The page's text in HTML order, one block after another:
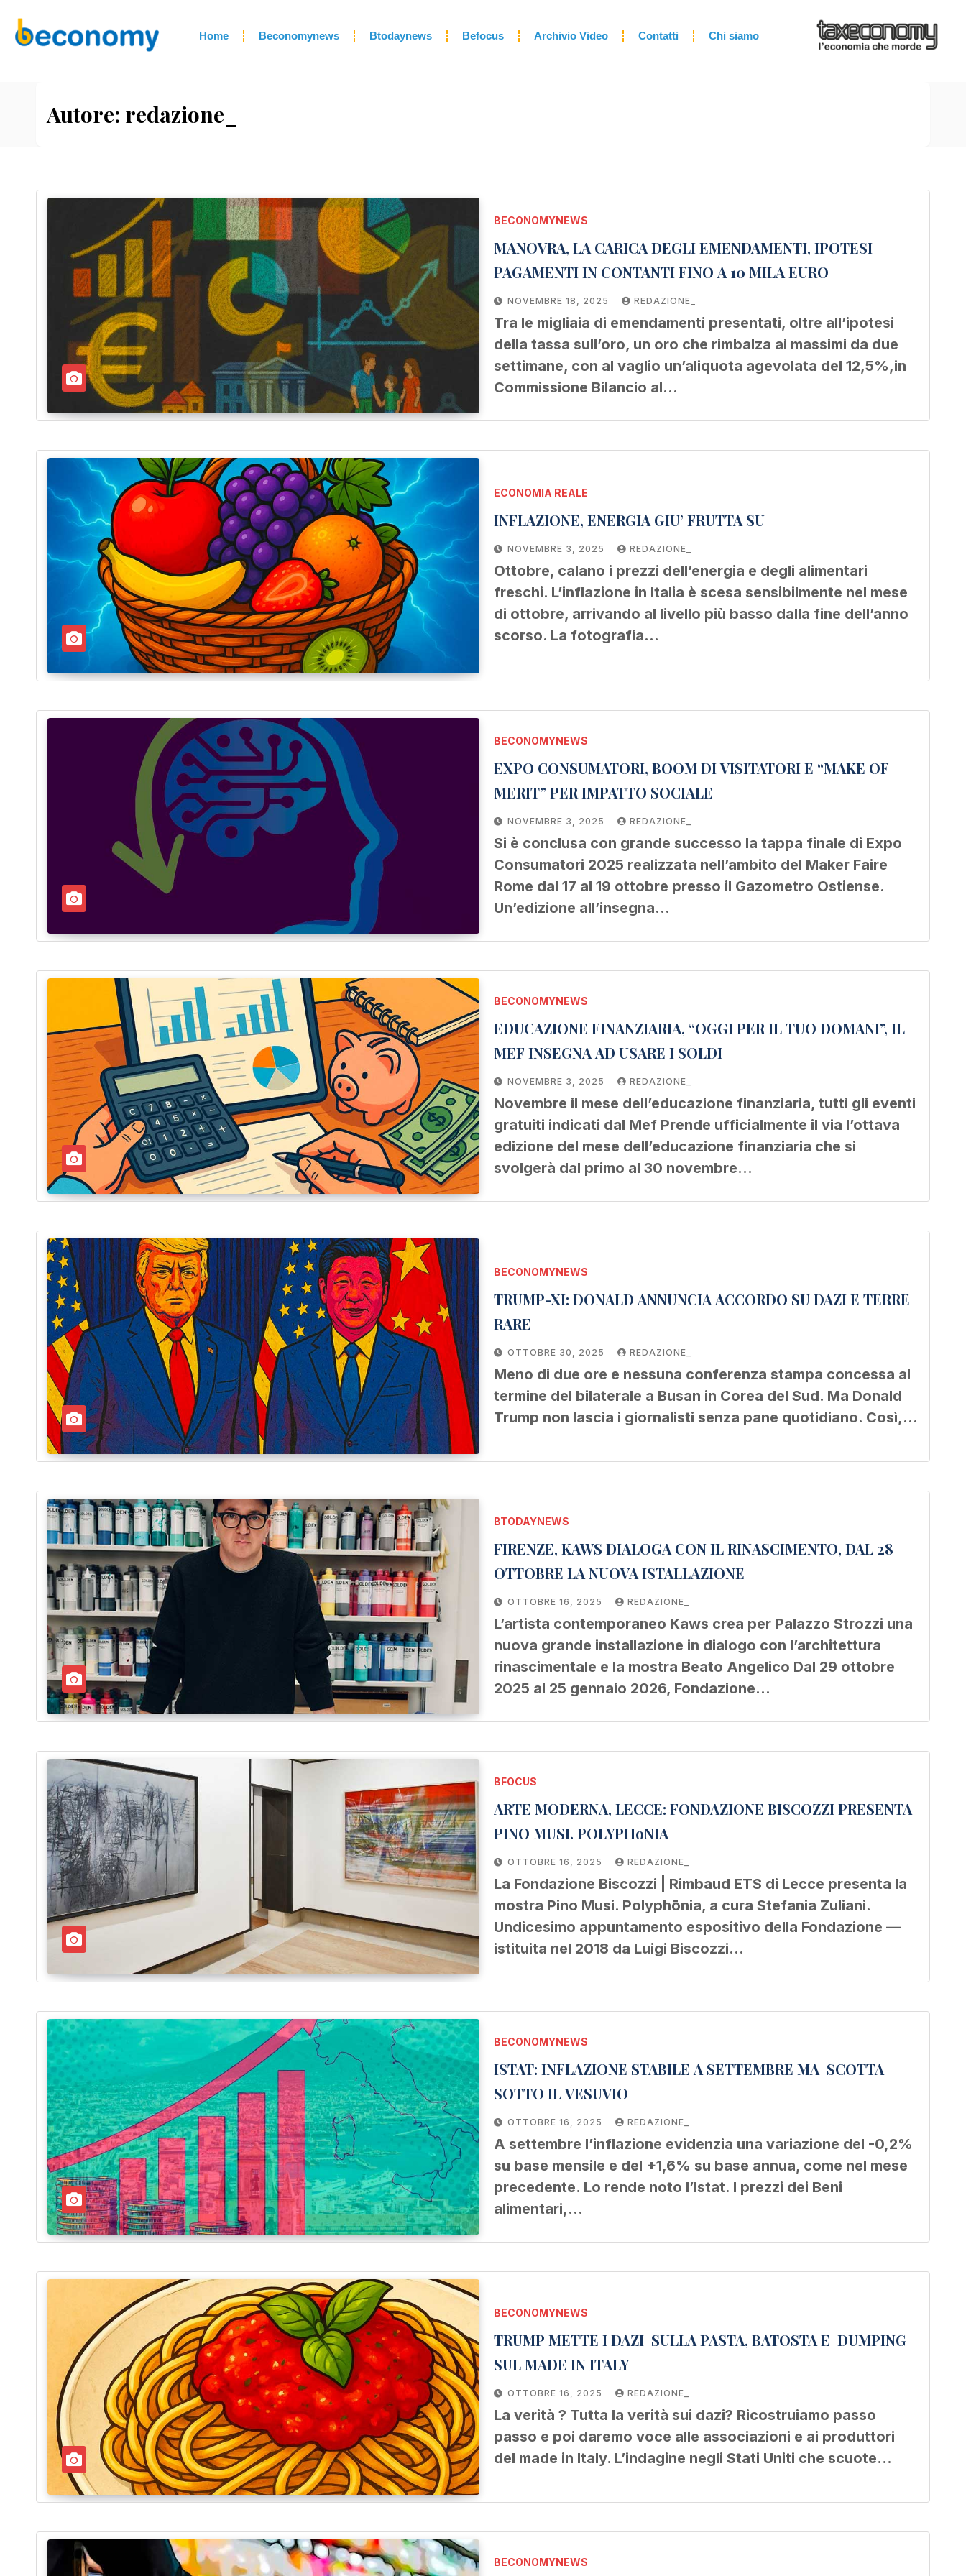
Home Beconomynews Btodaynews Befocus Archivio Video Contatti Chi siamo
Autore: redazione_
BECONOMYNEWS
MANOVRA, LA CARICA DEGLI EMENDAMENTI, IPOTESI
PAGAMENTI IN CONTANTI FINO A 10 MILA EURO
NOVEMBRE 18, 2025 REDAZIONE_
Tra le migliaia di emendamenti presentati, oltre all’ipotesi
della tassa sull’oro, un oro che rimbalza ai massimi da due
settimane, con al vaglio un’aliquota agevolata del 12,5%,in
Commissione Bilancio al…
ECONOMIA REALE
INFLAZIONE, ENERGIA GIU’ FRUTTA SU
NOVEMBRE 3, 2025 REDAZIONE_
Ottobre, calano i prezzi dell’energia e degli alimentari
freschi. L’inflazione in Italia è scesa sensibilmente nel mese
di ottobre, arrivando al livello più basso dalla fine dell’anno
scorso. La fotografia…
BECONOMYNEWS
EXPO CONSUMATORI, BOOM DI VISITATORI E “MAKE OF
MERIT” PER IMPATTO SOCIALE
NOVEMBRE 3, 2025 REDAZIONE_
Si è conclusa con grande successo la tappa finale di Expo
Consumatori 2025 realizzata nell’ambito del Maker Faire
Rome dal 17 al 19 ottobre presso il Gazometro Ostiense.
Un’edizione all’insegna…
BECONOMYNEWS
EDUCAZIONE FINANZIARIA, “OGGI PER IL TUO DOMANI”, IL
MEF INSEGNA AD USARE I SOLDI
NOVEMBRE 3, 2025 REDAZIONE_
Novembre il mese dell’educazione finanziaria, tutti gli eventi
gratuiti indicati dal Mef Prende ufficialmente il via l’ottava
edizione del mese dell’educazione finanziaria che si
svolgerà dal primo al 30 novembre…
BECONOMYNEWS
TRUMP-XI: DONALD ANNUNCIA ACCORDO SU DAZI E TERRE
RARE
OTTOBRE 30, 2025 REDAZIONE_
Meno di due ore e nessuna conferenza stampa concessa al
termine del bilaterale a Busan in Corea del Sud. Ma Donald
Trump non lascia i giornalisti senza pane quotidiano. Così,…
BTODAYNEWS
FIRENZE, KAWS DIALOGA CON IL RINASCIMENTO, DAL 28
OTTOBRE LA NUOVA ISTALLAZIONE
OTTOBRE 16, 2025 REDAZIONE_
L’artista contemporaneo Kaws crea per Palazzo Strozzi una
nuova grande installazione in dialogo con l’architettura
rinascimentale e la mostra Beato Angelico Dal 29 ottobre
2025 al 25 gennaio 2026, Fondazione…
BFOCUS
ARTE MODERNA, LECCE: FONDAZIONE BISCOZZI PRESENTA
PINO MUSI. POLYPHōNIA
OTTOBRE 16, 2025 REDAZIONE_
La Fondazione Biscozzi | Rimbaud ETS di Lecce presenta la
mostra Pino Musi. Polyphōnia, a cura Stefania Zuliani.
Undicesimo appuntamento espositivo della Fondazione —
istituita nel 2018 da Luigi Biscozzi…
BECONOMYNEWS
ISTAT: INFLAZIONE STABILE A SETTEMBRE MA SCOTTA
SOTTO IL VESUVIO
OTTOBRE 16, 2025 REDAZIONE_
A settembre l’inflazione evidenzia una variazione del -0,2%
su base mensile e del +1,6% su base annua, come nel mese
precedente. Lo rende noto l’Istat. I prezzi dei Beni
alimentari,…
BECONOMYNEWS
TRUMP METTE I DAZI SULLA PASTA, BATOSTA E DUMPING
SUL MADE IN ITALY
OTTOBRE 16, 2025 REDAZIONE_
La verità ? Tutta la verità sui dazi? Ricostruiamo passo
passo e poi daremo voce alle associazioni e ai produttori
del made in Italy. L’indagine negli Stati Uniti che scuote…
BECONOMYNEWS